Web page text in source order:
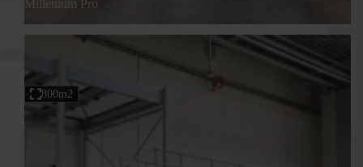
Millenium Pro
800m2